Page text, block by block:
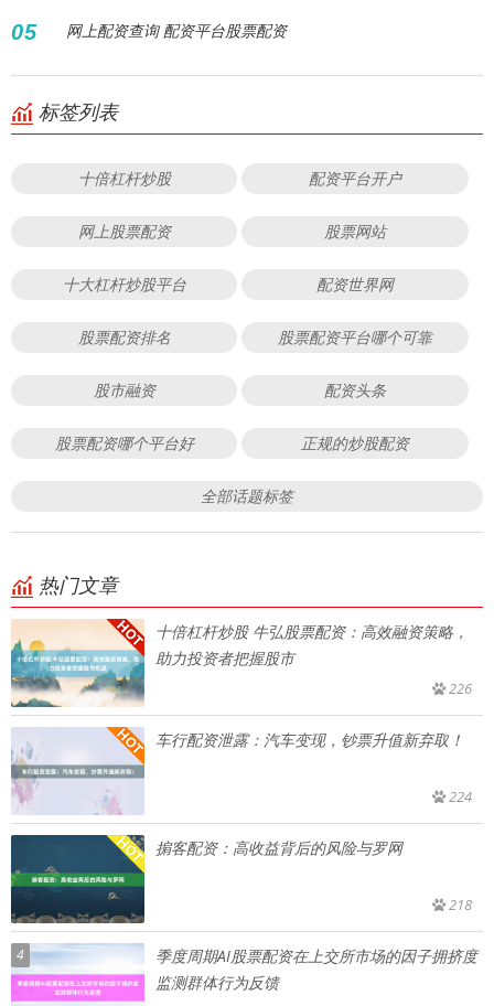
05 网上配资查询 配资平台股票配资
标签列表
十倍杠杆炒股 配资平台开户
网上股票配资 股票网站
十大杠杆炒股平台 配资世界网
股票配资排名 股票配资平台哪个可靠
股市融资 配资头条
股票配资哪个平台好 正规的炒股配资
全部话题标签
热门文章
十倍杠杆炒股 牛弘股票配资：高效融资策略，
助力投资者把握股市
226
车行配资泄露：汽车变现，钞票升值新弃取！
224
掮客配资：高收益背后的风险与罗网
218
4
季度周期AI股票配资在上交所市场的因子拥挤度
监测群体行为反馈